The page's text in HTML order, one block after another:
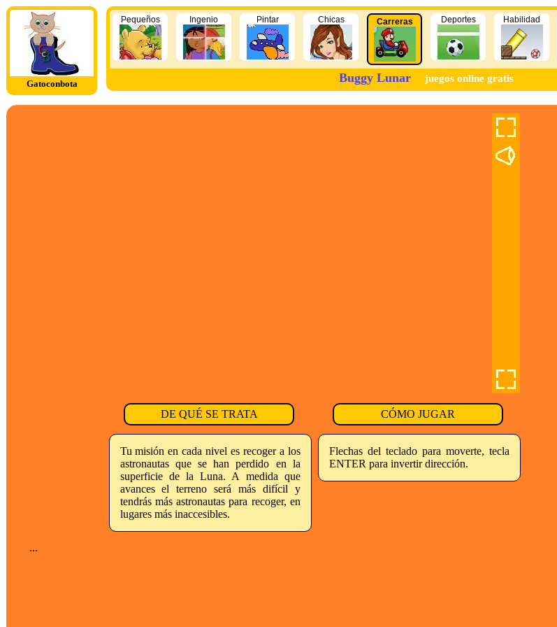
Gatoconbota
Pequeños Ingenio Pintar Chicas Carreras Deportes Habilidad
Buggy Lunar juegos online gratis
DE QUÉ SE TRATA CÓMO JUGAR
Tu misión en cada nivel es recoger a los
astronautas que se han perdido en la
superficie de la Luna. A medida que
avances el terreno será más difícil y
tendrás más astronautas para recoger, en
lugares más inaccesibles.
Flechas del teclado para moverte, tecla
ENTER para invertir dirección.
...